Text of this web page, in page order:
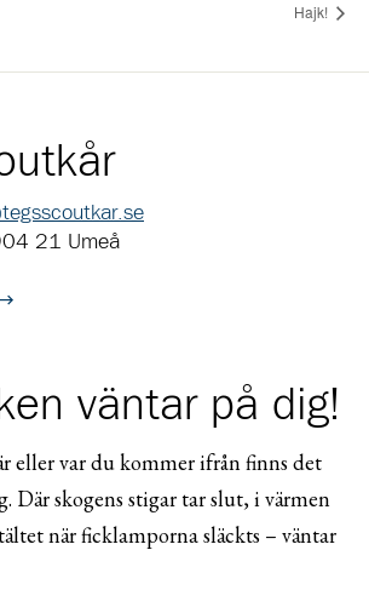
Hajk!
21 Umeå
väntar på dig!
eller var du kommer ifrån finns det
Där skogens stigar tar slut, i värmen
när ficklamporna släckts – väntar